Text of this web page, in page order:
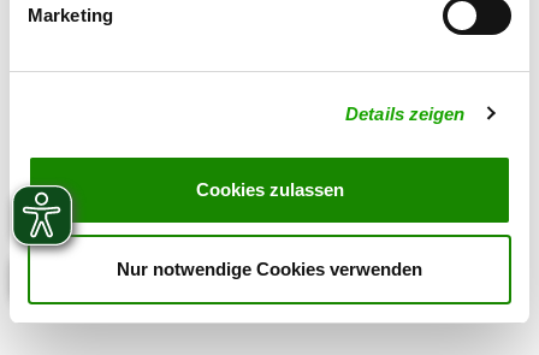
Marketing
Details zeigen
Cookies zulassen
Nur notwendige Cookies verwenden